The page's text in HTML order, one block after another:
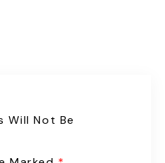
Will Not Be